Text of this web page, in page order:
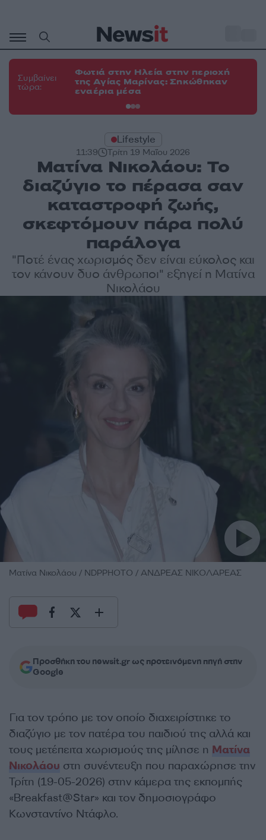
περιεχόμενο
Συμβαίνει
τώρα:
Φωτιά στην Ηλεία στην περιοχή
της Αγίας Μαρίνας: Σηκώθηκαν
εναέρια μέσα
Lifestyle
11:39 Τρίτη 19 Μαΐου 2026
Ματίνα Νικολάου: Το
διαζύγιο το πέρασα σαν
καταστροφή ζωής,
σκεφτόμουν πάρα πολύ
παράλογα
"Ποτέ ένας χωρισμός δεν είναι εύκολος και
τον κάνουν δυο άνθρωποι" εξηγεί η Ματίνα
Νικολάου
Ματίνα Νικολάου / NDPPHOTO / ΑΝΔΡΕΑΣ ΝΙΚΟΛΑΡΕΑΣ
Προσθήκη του newsit.gr ως προτεινόμενη πηγή στην
Google
Για τον τρόπο με τον οποίο διαχειρίστηκε το
διαζύγιο με τον πατέρα του παιδιού της αλλά και
τους μετέπειτα χωρισμούς της μίλησε η Ματίνα
Νικολάου στη συνέντευξη που παραχώρησε την
Τρίτη (19-05-2026) στην κάμερα της εκπομπής
«Breakfast@Star» και τον δημοσιογράφο
Κωνσταντίνο Ντάφλο.